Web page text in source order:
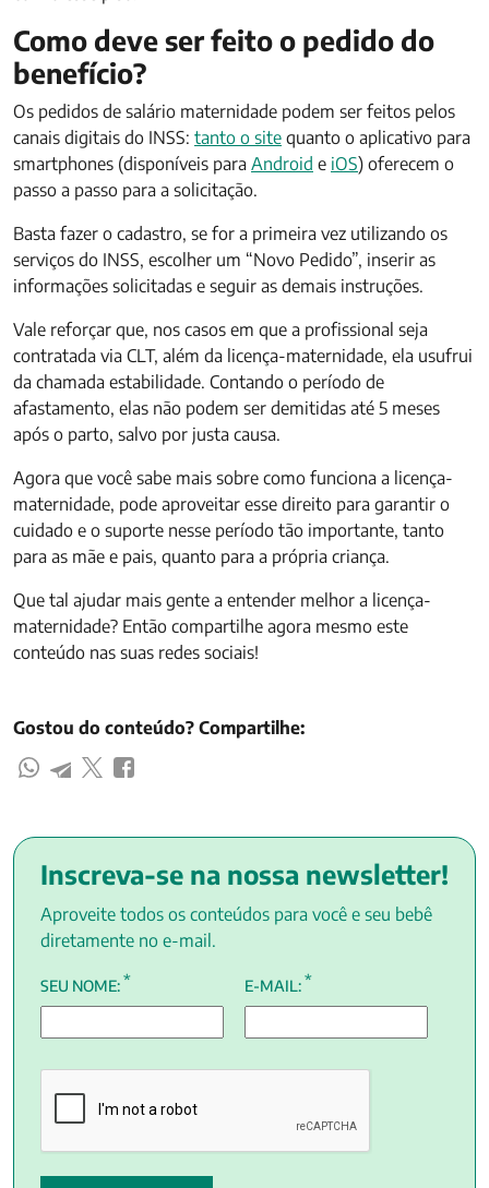
Como deve ser feito o pedido do
benefício?
Os pedidos de salário maternidade podem ser feitos pelos
canais digitais do INSS: tanto o site quanto o aplicativo para
smartphones (disponíveis para Android e iOS) oferecem o
passo a passo para a solicitação.
Basta fazer o cadastro, se for a primeira vez utilizando os
serviços do INSS, escolher um “Novo Pedido”, inserir as
informações solicitadas e seguir as demais instruções.
Vale reforçar que, nos casos em que a profissional seja
contratada via CLT, além da licença-maternidade, ela usufrui
da chamada estabilidade. Contando o período de
afastamento, elas não podem ser demitidas até 5 meses
após o parto, salvo por justa causa.
Agora que você sabe mais sobre como funciona a licença-
maternidade, pode aproveitar esse direito para garantir o
cuidado e o suporte nesse período tão importante, tanto
para as mãe e pais, quanto para a própria criança.
Que tal ajudar mais gente a entender melhor a licença-
maternidade? Então compartilhe agora mesmo este
conteúdo nas suas redes sociais!
Gostou do conteúdo? Compartilhe:
Inscreva-se na nossa newsletter!
Aproveite todos os conteúdos para você e seu bebê
diretamente no e-mail.
SEU NOME:* E-MAIL:*